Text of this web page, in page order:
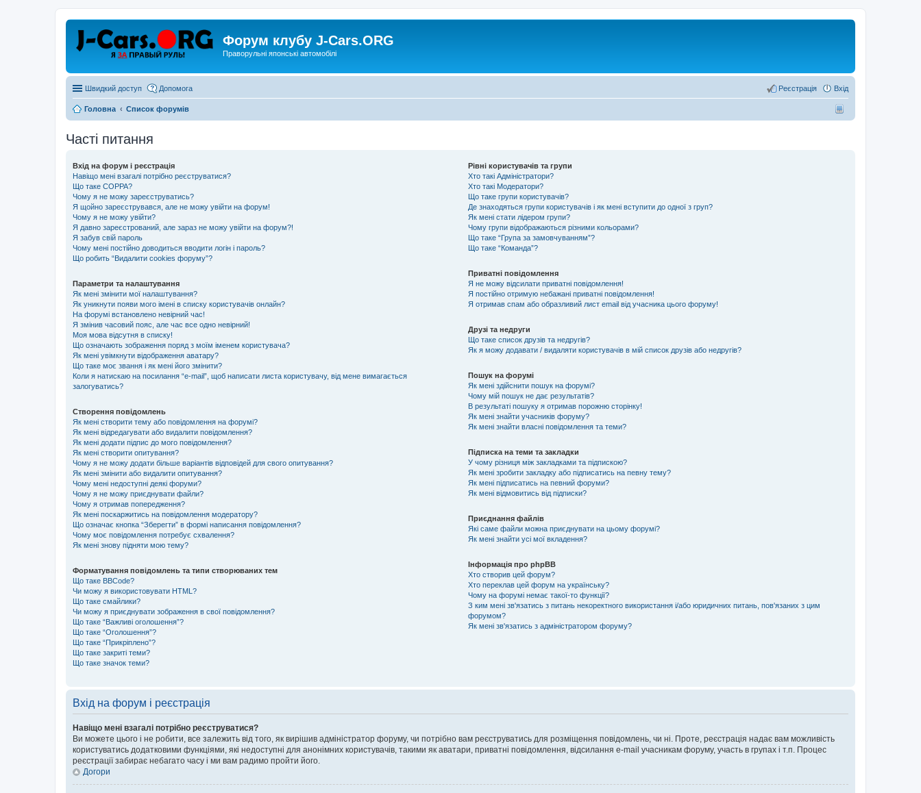
Форум клубу J-Cars.ORG
Праворульні японські автомобілі
Швидкий доступ Допомога Вхід
Реєстрація
Головна Список форумів
Часті питання
Вхід на форум і реєстрація
Навіщо мені взагалі потрібно реєструватися?
Що таке COPPA?
Чому я не можу зареєструватись?
Я щойно зареєструвався, але не можу увійти на форум!
Чому я не можу увійти?
Я давно зареєстрований, але зараз не можу увійти на форум?!
Я забув свій пароль
Чому мені постійно доводиться вводити логін і пароль?
Що робить “Видалити cookies форуму”?
Параметри та налаштування
Як мені змінити мої налаштування?
Як уникнути появи мого імені в списку користувачів онлайн?
На форумі встановлено невірний час!
Я змінив часовий пояс, але час все одно невірний!
Моя мова відсутня в списку!
Що означають зображення поряд з моїм іменем користувача?
Як мені увімкнути відображення аватару?
Що таке моє звання і як мені його змінити?
Коли я натискаю на посилання “e-mail”, щоб написати листа користувачу, від мене вимагається
залогуватись?
Створення повідомлень
Як мені створити тему або повідомлення на форумі?
Як мені відредагувати або видалити повідомлення?
Як мені додати підпис до мого повідомлення?
Як мені створити опитування?
Чому я не можу додати більше варіантів відповідей для свого опитування?
Як мені змінити або видалити опитування?
Чому мені недоступні деякі форуми?
Чому я не можу приєднувати файли?
Чому я отримав попередження?
Як мені поскаржитись на повідомлення модератору?
Що означає кнопка “Зберегти” в формі написання повідомлення?
Чому моє повідомлення потребує схвалення?
Як мені знову підняти мою тему?
Форматування повідомлень та типи створюваних тем
Що таке BBCode?
Чи можу я використовувати HTML?
Що таке смайлики?
Чи можу я приєднувати зображення в свої повідомлення?
Що таке “Важливі оголошення”?
Що таке “Оголошення”?
Що таке “Прикріплено”?
Що таке закриті теми?
Що таке значок теми?
Рівні користувачів та групи
Хто такі Адміністратори?
Хто такі Модератори?
Що таке групи користувачів?
Де знаходяться групи користувачів і як мені вступити до одної з груп?
Як мені стати лідером групи?
Чому групи відображаються різними кольорами?
Що таке “Група за замовчуванням”?
Що таке “Команда”?
Приватні повідомлення
Я не можу відсилати приватні повідомлення!
Я постійно отримую небажані приватні повідомлення!
Я отримав спам або образливий лист email від учасника цього форуму!
Друзі та недруги
Що таке список друзів та недругів?
Як я можу додавати / видаляти користувачів в мій список друзів або недругів?
Пошук на форумі
Як мені здійснити пошук на форумі?
Чому мій пошук не дає результатів?
В результаті пошуку я отримав порожню сторінку!
Як мені знайти учасників форуму?
Як мені знайти власні повідомлення та теми?
Підписка на теми та закладки
У чому різниця між закладками та підпискою?
Як мені зробити закладку або підписатись на певну тему?
Як мені підписатись на певний форуми?
Як мені відмовитись від підписки?
Приєднання файлів
Які саме файли можна приєднувати на цьому форумі?
Як мені знайти усі мої вкладення?
Інформація про phpBB
Хто створив цей форум?
Хто переклав цей форум на українську?
Чому на форумі немає такої-то функції?
З ким мені зв'язатись з питань некоректного використання і/або юридичних питань, пов'язаних з цим
форумом?
Як мені зв'язатись з адміністратором форуму?
Вхід на форум і реєстрація
Навіщо мені взагалі потрібно реєструватися?
Ви можете цього і не робити, все залежить від того, як вирішив адміністратор форуму, чи потрібно вам реєструватись для розміщення повідомлень, чи ні. Проте, реєстрація надає вам можливість
користуватись додатковими функціями, які недоступні для анонімних користувачів, такими як аватари, приватні повідомлення, відсилання e-mail учасникам форуму, участь в групах і т.п. Процес
реєстрації забирає небагато часу і ми вам радимо пройти його.
Догори